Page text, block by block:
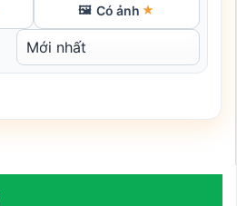
🖼 Có ảnh ★